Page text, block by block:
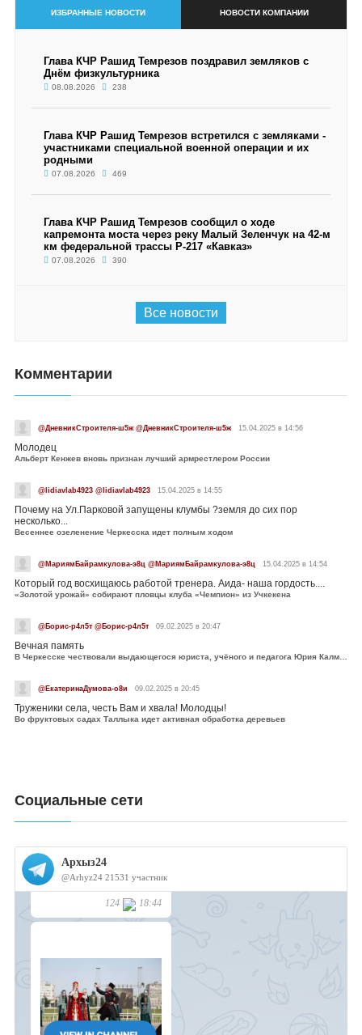
ИЗБРАННЫЕ НОВОСТИ НОВОСТИ КОМПАНИИ
Глава КЧР Рашид Темрезов поздравил земляков с
Днём физкультурника
08.08.2026 238
Глава КЧР Рашид Темрезов встретился с земляками -
участниками специальной военной операции и их
родными
07.08.2026 469
Глава КЧР Рашид Темрезов сообщил о ходе
капремонта моста через реку Малый Зеленчук на 42-м
км федеральной трассы Р-217 «Кавказ»
07.08.2026 390
Все новости
Комментарии
@ДневникСтроителя-ш5ж @ДневникСтроителя-ш5ж 15.04.2025 в 14:56
Молодец
Альберт Кенжев вновь признан лучший армрестлером России
@lidiavlab4923 @lidiavlab4923 15.04.2025 в 14:55
Почему на Ул.Парковой запущены клумбы ?земля до сих пор
несколько...
Весеннее озеленение Черкесска идет полным ходом
@МариямБайрамкулова-э8ц @МариямБайрамкулова-э8ц 15.04.2025 в 14:54
Который год восхищаюсь работой тренера. Аида- наша гордость....
«Золотой урожай» собирают пловцы клуба «Чемпион» из Учкекена
@Борис-р4л5т @Борис-р4л5т 09.02.2025 в 20:47
Вечная память
В Черкесске чествовали выдающегося юриста, учёного и педагога Юрия Калмыкова
@ЕкатеринаДумова-о8и 09.02.2025 в 20:45
Труженики села, честь Вам и хвала! Молодцы!
Во фруктовых садах Таллыка идет активная обработка деревьев
Социальные сети